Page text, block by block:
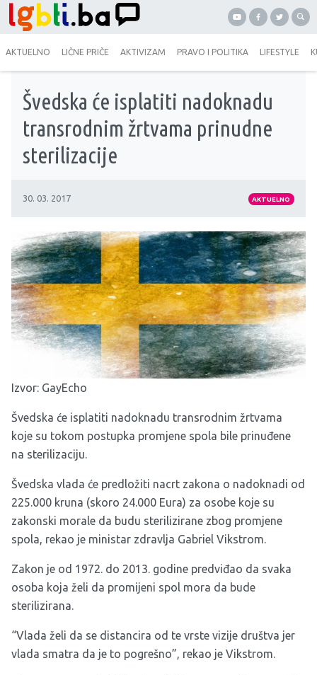
AKTUELNO LIČNE PRIČE AKTIVIZAM PRAVO I POLITIKA LIFESTYLE
Švedska će isplatiti nadoknadu
transrodnim žrtvama prinudne
sterilizacije
30. 03. 2017 AKTUELNO
Izvor: GayEcho
Švedska će isplatiti nadoknadu transrodnim žrtvama
koje su tokom postupka promjene spola bile prinuđene
na sterilizaciju.
Švedska vlada će predložiti nacrt zakona o nadoknadi od
225.000 kruna (skoro 24.000 Eura) za osobe koje su
zakonski morale da budu sterilizirane zbog promjene
spola, rekao je ministar zdravlja Gabriel Vikstrom.
Zakon je od 1972. do 2013. godine predviđao da svaka
osoba koja želi da promijeni spol mora da bude
sterilizirana.
“Vlada želi da se distancira od te vrste vizije društva jer
vlada smatra da je to pogrešno”, rekao je Vikstrom.